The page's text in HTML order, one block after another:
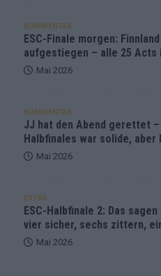
KOMMENTAR
ESC-Finale morgen:
aufgestiegen – alle 25 Acts
Mai 2026
KOMMENTAR
JJ hat den Abend gerettet –
Halbfinales war solide, aber
Mai 2026
EXTRA
ESC-Halbfinale 2: Das
vier sicher, sechs zittern,
Mai 2026